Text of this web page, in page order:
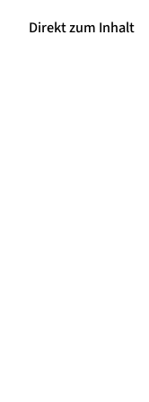
Direkt zum Inhalt